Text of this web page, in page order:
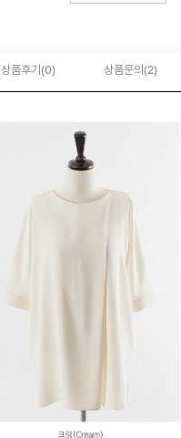
상품후기(0) 상품문의 (2)